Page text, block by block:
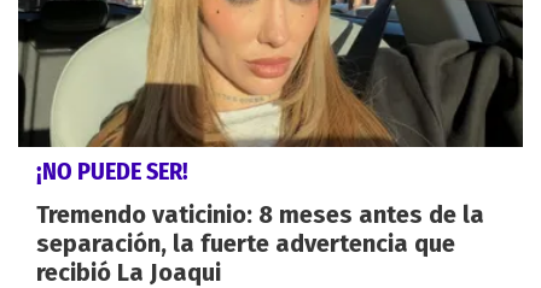
¡NO PUEDE SER!
Tremendo vaticinio: 8 meses antes de la
separación, la fuerte advertencia que
recibió La Joaqui